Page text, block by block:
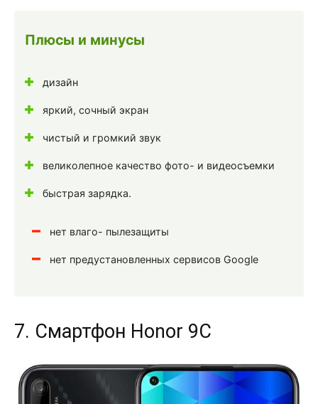
Плюсы и минусы
дизайн
яркий, сочный экран
чистый и громкий звук
великолепное качество фото- и видеосъемки
быстрая зарядка.
нет влаго- пылезащиты
нет предустановленных сервисов Google
7. Смартфон Honor 9C